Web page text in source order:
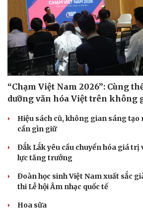
“Chạm Việt Nam 2026”: Cùng
dưỡng văn hóa Việt trên không
Hiệu sách cũ, không gian sáng
cần gìn giữ
Đắk Lắk yêu cầu chuyển hóa giá trị
lực tăng trưởng
Đoàn học sinh Việt Nam xuất sắc
thi Lễ hội Âm nhạc quốc tế
Hoa sữa